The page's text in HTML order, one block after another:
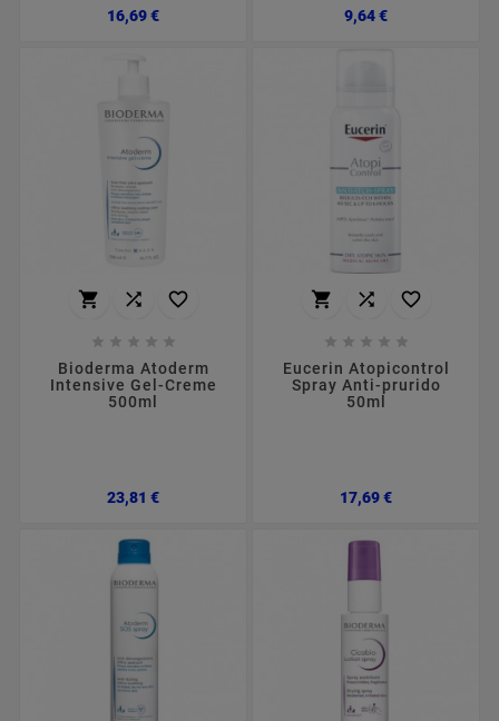
16,69 €Preço 9,64 €Preço
  
    
Bioderma Atoderm
Intensive Gel-Creme
500ml
23,81 €Preço
  
    
Eucerin Atopicontrol
Spray Anti-prurido
50ml
17,69 €Preço